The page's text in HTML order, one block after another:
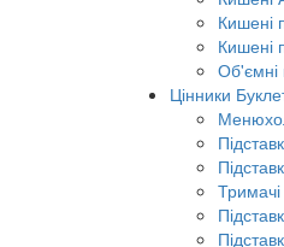
Кишені
Кишені
Об'ємні
Цінники
Тримачі